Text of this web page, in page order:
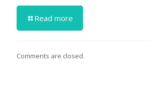
Read more
Comments are closed.